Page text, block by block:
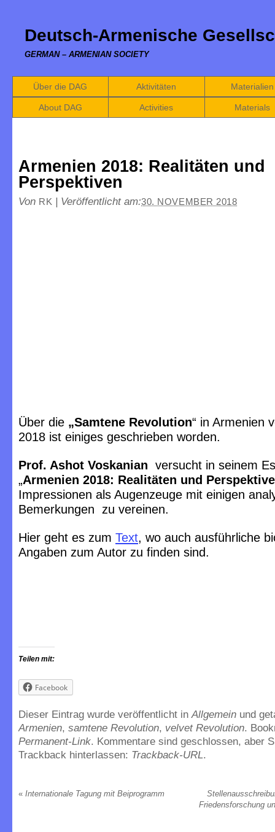
Deutsch-Armenische
GERMAN – ARMENIAN SOCIETY
Über die DAG Aktivitäten Materialien
About DAG Activities Materials
Armenien 2018: Realitäten und
Perspektiven
Von RK | Veröffentlicht am:30. NOVEMBER 2018
Über die „Samtene Revolution“ in Armenien
2018 ist einiges geschrieben worden.
Prof. Ashot Voskanian versucht in seinem
„Armenien 2018: Realitäten und
Impressionen als Augenzeuge mit einigen
Bemerkungen zu vereinen.
Hier geht es zum Text, wo auch ausführliche
Angaben zum Autor zu finden sind.
Teilen mit:
Facebook
Dieser Eintrag wurde veröffentlicht inAllgemein und
Armenien, samtene Revolution, velvet Revolution.
Permanent-Link. Kommentare sind geschlossen, aber
Trackback hinterlassen: Trackback-URL.
« Internationale Tagung mit Beiprogramm
Friedensforschung